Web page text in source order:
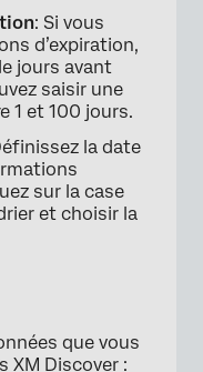
×
: Si vous
d’expiration,
jours avant
saisir une
1 et 100 jours.
la date
sur la case
et choisir la
que vous
XM Discover :